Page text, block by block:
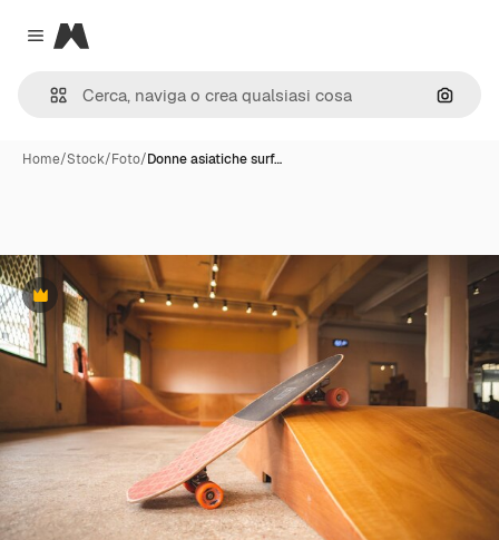
Close menu
Magnific
Cerca
Home/Stock/Foto/Donne asiatiche surf…
Premium